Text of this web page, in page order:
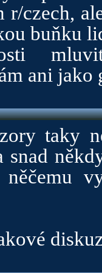
r/czech,
buňku
ani jako
taky
snad